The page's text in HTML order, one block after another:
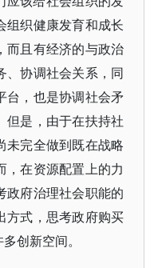
组织健康发育和成长
而且有经济的与政治
、协调社会关系，同
台，也是协调社会矛
但是，由于在扶持社
未完全做到既在战略
，在资源配置上的力
政府治理社会职能的
方式，思考政府购买
创新空间。